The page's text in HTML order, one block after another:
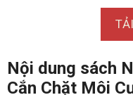
Nội dung sách
Cắn Chặt Môi